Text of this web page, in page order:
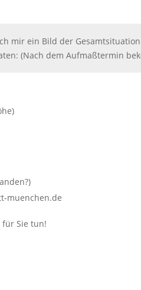
mir ein Bild der
(Nach dem Aufmaßtermin
muenchen.de
für Sie tun!